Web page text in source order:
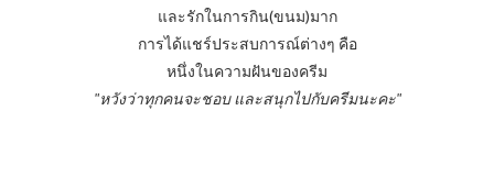
และรักในการกิน(ขนม)มาก
การได้แชร์ประสบการณ์ต่างๆ คือ
หนึ่งในความฝันของครีม
"หวังว่าทุกคนจะชอบ และสนุกไปกับครีมนะคะ"